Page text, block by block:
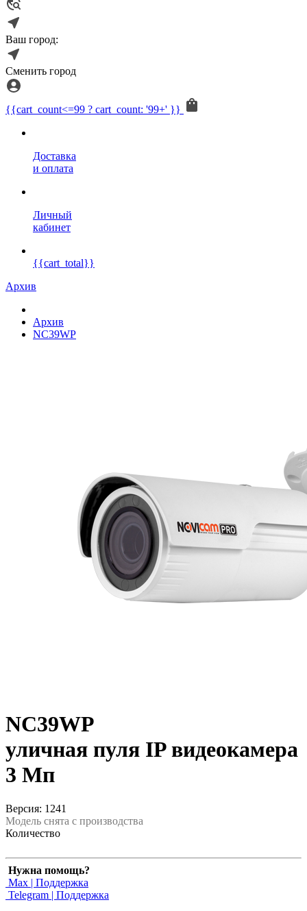
Ваш город:
Сменить город
{{cart_count<=99 ? cart_count: '99+' }}
Доставка
и оплата
Личный
кабинет
{{cart_total}}
Архив
Архив
NC39WP
NC39WP
уличная пуля IP видеокамера
3 Мп
Версия: 1241
Модель снята с производства
Количество
Нужна помощь?
Max | Поддержка
Telegram | Поддержка